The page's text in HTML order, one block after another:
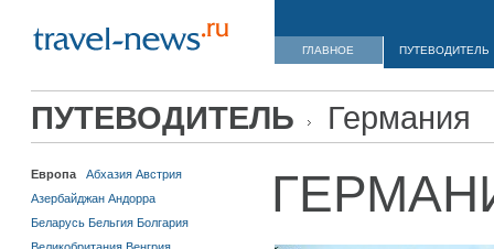
ГЛАВНОЕ ПУТЕВОДИТЕЛЬ
ПУТЕВОДИТЕЛЬ Германия
Европа Абхазия Австрия
Азербайджан Андорра
Беларусь Бельгия Болгария